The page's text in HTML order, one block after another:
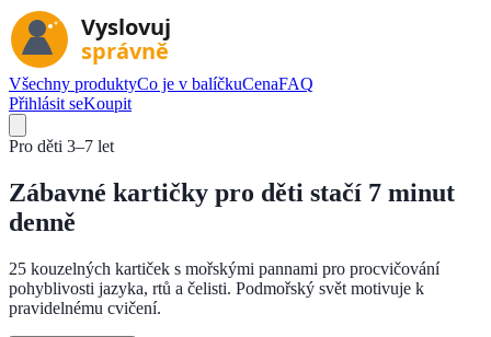
Všechny produktyCo je v balíčkuCenaFAQ
Přihlásit seKoupit
Pro děti 3–7 let
Zábavné kartičky pro děti stačí 7 minut
denně
25 kouzelných kartiček s mořskými pannami pro procvičování
pohyblivosti jazyka, rtů a čelisti. Podmořský svět motivuje k
pravidelnému cvičení.